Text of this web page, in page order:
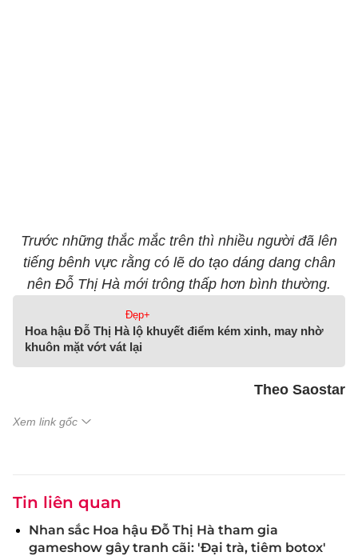
Trước những thắc mắc trên thì nhiều người đã lên
tiếng bênh vực rằng có lẽ do tạo dáng dang chân
nên Đỗ Thị Hà mới trông thấp hơn bình thường.​​​​​​​
Đẹp+
Hoa hậu Đỗ Thị Hà lộ khuyết điểm kém xinh, may nhờ
khuôn mặt vớt vát lại
Theo Saostar
Xem link gốc
Tin liên quan
Nhan sắc Hoa hậu Đỗ Thị Hà tham gia
gameshow gây tranh cãi: 'Đại trà, tiêm botox'